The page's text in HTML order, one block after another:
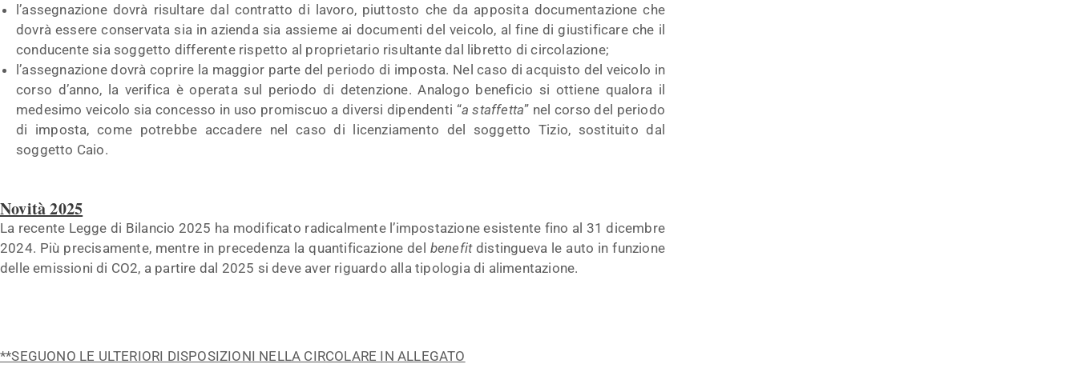
l’assegnazione dovrà risultare dal contratto di lavoro, piuttosto che da apposita documentazione che
dovrà essere conservata sia in azienda sia assieme ai documenti del veicolo, al fine di giustificare che il
conducente sia soggetto differente rispetto al proprietario risultante dal libretto di circolazione;
l’assegnazione dovrà coprire la maggior parte del periodo di imposta. Nel caso di acquisto del veicolo in
corso d’anno, la verifica è operata sul periodo di detenzione. Analogo beneficio si ottiene qualora il
medesimo veicolo sia concesso in uso promiscuo a diversi dipendenti “a staffetta” nel corso del periodo
di imposta, come potrebbe accadere nel caso di licenziamento del soggetto Tizio, sostituito dal
soggetto Caio.
Novità 2025
La recente Legge di Bilancio 2025 ha modificato radicalmente l’impostazione esistente fino al 31 dicembre
2024. Più precisamente, mentre in precedenza la quantificazione del benefitdistingueva le auto in funzione
delle emissioni di CO2, a partire dal 2025 si deve aver riguardo alla tipologia di alimentazione.
**SEGUONO LE ULTERIORI DISPOSIZIONI NELLA CIRCOLARE IN ALLEGATO